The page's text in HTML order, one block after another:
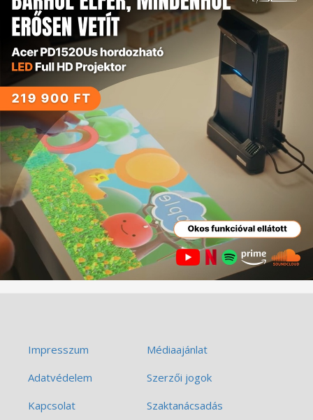
Impresszum
Médiaajánlat
Adatvédelem
Szerzői jogok
Kapcsolat
Szaktanácsadás